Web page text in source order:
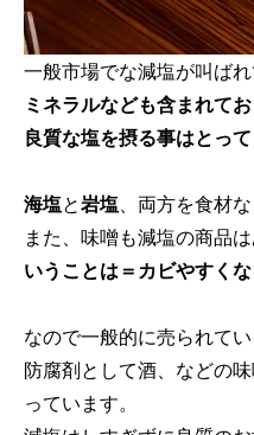
一般市場でな減塩が叫ばれ
ミネラルなども含まれてお
良質な塩を摂る事はとって
海塩と岩塩、両方を食材
また、味噌も減塩の商品は
いうことは＝カビやすくな
なので一般的に売られて
防腐剤として酒、などの
っています。